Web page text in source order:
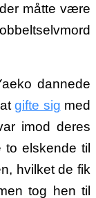
måtte være
dannede
gifte sig med
imod deres
to elskende til
hvilket de fik
tog hen til